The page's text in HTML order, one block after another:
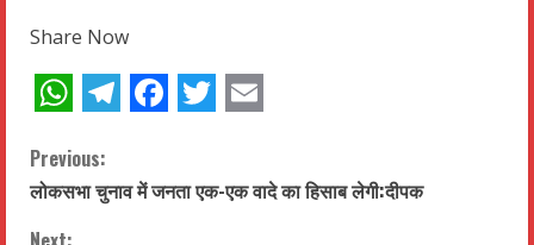
Share Now
C
o
Previous:
लोकसभा चुनाव में जनता एक-एक वादे का हिसाब लेगी:दीपक